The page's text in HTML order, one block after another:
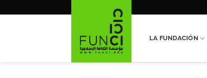
LA FUNDACIÓN